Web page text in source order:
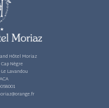
Hôtel Moriaz
Nègre
Lavandou